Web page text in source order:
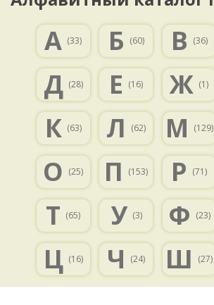
А (33) Б (60) В (36)
Д (28) Е (16) Ж (1)
К (63) Л (62) М (129)
О (25) П (153) Р (71)
Т (65) У (3) Ф (23)
Ц (16) Ч (24) Ш (27)